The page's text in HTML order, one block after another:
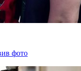
фото